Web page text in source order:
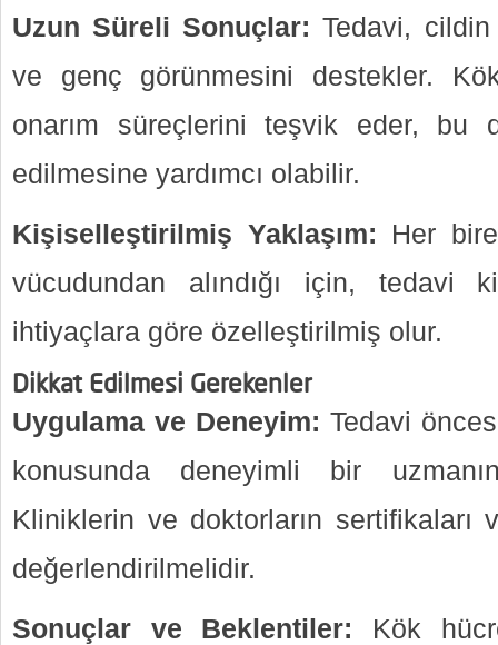
Uzun Süreli Sonuçlar: Tedavi, cildin
ve genç görünmesini destekler.
onarım süreçlerini teşvik eder, bu
edilmesine yardımcı olabilir.
Kişiselleştirilmiş Yaklaşım: Her
vücudundan alındığı için, tedavi
ihtiyaçlara göre özelleştirilmiş olur.
Dikkat Edilmesi Gerekenler
Uygulama ve Deneyim: Tedavi
konusunda deneyimli bir
Kliniklerin ve doktorların sertifikaları
değerlendirilmelidir.
Sonuçlar ve Beklentiler: Kök